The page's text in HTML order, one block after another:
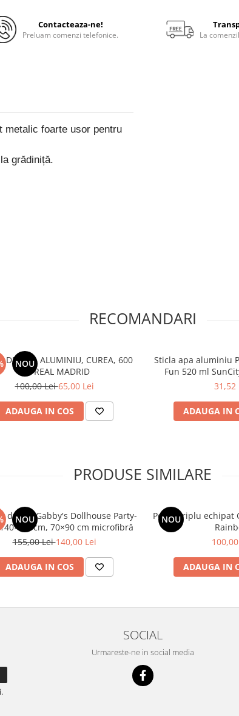
Contacteaza-ne!
Preluam comenzi telefonice. La
metalic foarte usor pentru
grădiniță.
RECOMANDARI
NOU
DE APA, ALUMINIU, CUREA, 600
ML REAL MADRID
100,00 Lei65,00 Lei
ADAUGA IN COS
Sticla apa aluminiu
Fun 520 ml
31,52
ADAUGA IN
PRODUSE SIMILARE
NOU
de pat Gabby's Dollhouse Party-
70×90 cm microfibră
155,00 Lei140,00 Lei
ADAUGA IN COS
NOU
Penar triplu echipat Gabby's Dollhouse
ADAUGA IN
SOCIAL
Urmareste-ne in social media